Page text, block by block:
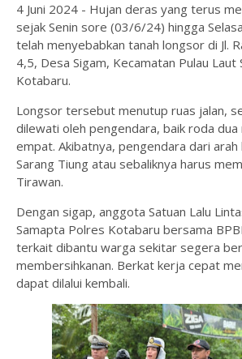
4 Juni 2024 - Hujan deras yang terus
sejak Senin sore (03/6/24) hingga
telah menyebabkan tanah longsor di Jl.
4,5, Desa Sigam, Kecamatan Pulau Laut
Kotabaru.
Longsor tersebut menutup ruas jalan,
dilewati oleh pengendara, baik roda dua
empat. Akibatnya, pengendara dari
Sarang Tiung atau sebaliknya harus
Tirawan.
Dengan sigap, anggota Satuan Lalu
Samapta Polres Kotabaru bersama
terkait dibantu warga sekitar segera
membersihkanan. Berkat kerja cepat
dapat dilalui kembali.